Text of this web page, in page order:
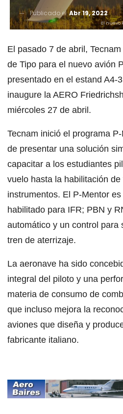
Publicado elAbr 19, 2022
El nuevo
El pasado 7 de abril,
de Tipo para el nuevo avión
presentado en el estand A4-
inaugure la AERO
miércoles 27 de abril.
Tecnam inició el programa
de presentar una solución
capacitar a los estudiantes
vuelo hasta la habilitación de
instrumentos. El P-Mentor
habilitado para IFR; PBN y
automático y un control para
tren de aterrizaje.
La aeronave ha sido
integral del piloto y una
materia de consumo de
que incluso mejora la
aviones que diseña y
fabricante italiano.